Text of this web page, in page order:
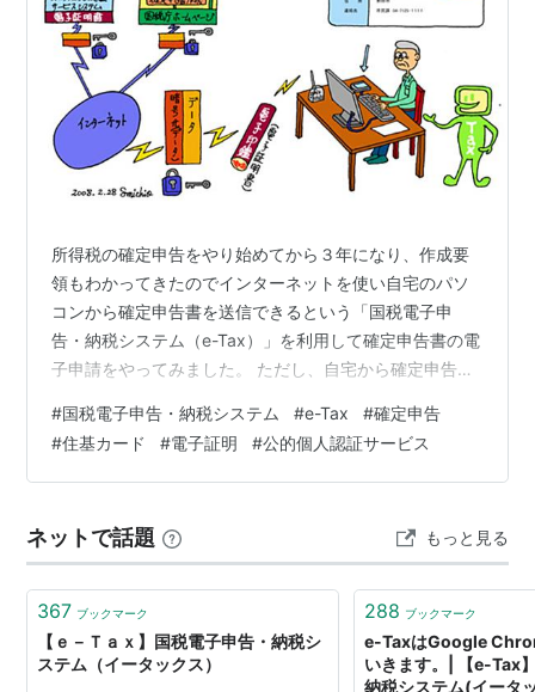
所得税の確定申告をやり始めてから３年になり、作成要
領もわかってきたのでインターネットを使い自宅のパソ
コンから確定申告書を送信できるという「国税電子申
告・納税システム（e-Tax）」を利用して確定申告書の電
子申請をやってみました。 ただし、自宅から確定申告書
要としますが、今回は購入せずに柏税務署に行き、そこ
のパソコンで送信しました。 確定申告を手計算や作成ソ
フトを使い作成し、提出する場合とe-Taxを利用する場合
確定申告データに電子証明書を添付してインターネット
で送るかどうかの違いです。 e-T…
#国税電子申告・納税システム #e-Tax #確定申告
#住基カード #電子証明 #公的個人認証サービス
ネットで話題 もっと見る
367 ブックマーク
【ｅ－Ｔａｘ】国税電子申告・納税シ
ステム（イータックス）
288 ブックマーク
e-TaxはGoogle
いきます。| 【e-Tax
納税システム(イータ